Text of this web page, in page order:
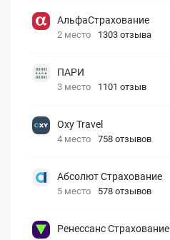
АльфаСтрахование
2 место 1303 отзыва
ПАРИ
3 место 1101 отзыв
Oxy Travel
4 место 758 отзывов
Абсолют Страхование
5 место 578 отзывов
Ренессанс Страхование